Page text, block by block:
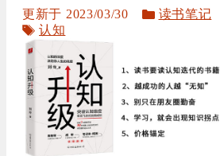
2023/03/30
分
读书笔记
标
认知